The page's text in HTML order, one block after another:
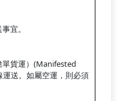
宜。
單貨運）(Manifested
送。如屬空運，則必須